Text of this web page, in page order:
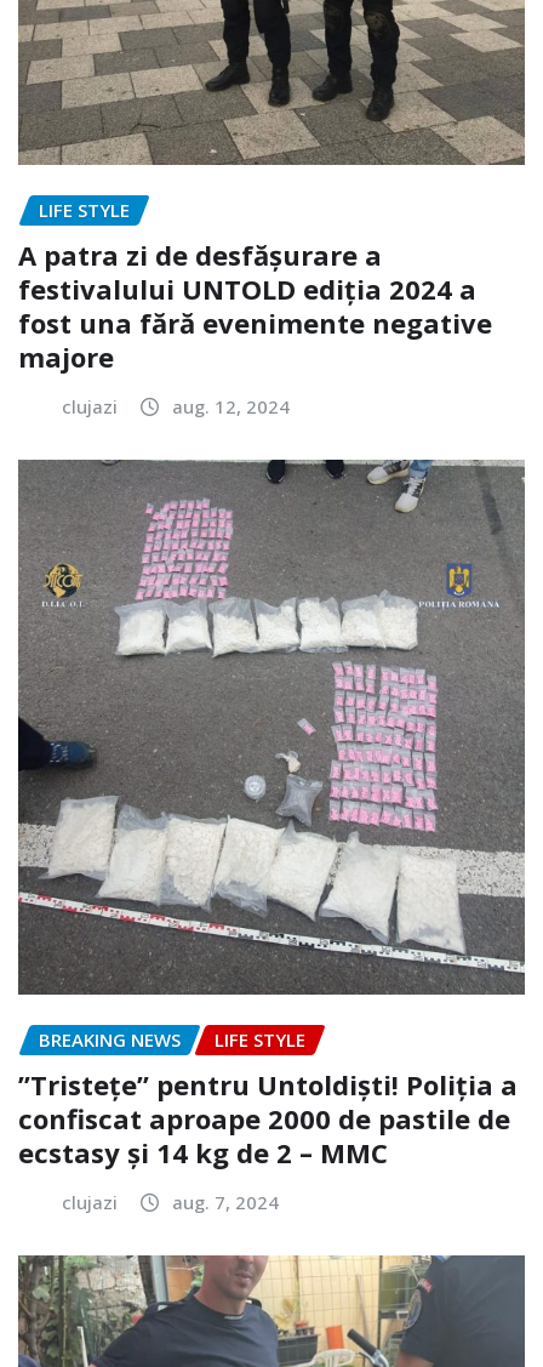
LIFE STYLE
A patra zi de desfășurare a
festivalului UNTOLD ediția 2024 a
fost una fără evenimente negative
majore
clujazi aug. 12, 2024
BREAKING NEWS LIFE STYLE
”Tristețe” pentru Untoldiști! Poliția a
confiscat aproape 2000 de pastile de
ecstasy și 14 kg de 2 – MMC
clujazi aug. 7, 2024